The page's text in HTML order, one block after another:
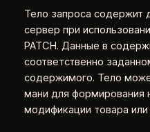
Тело запроса содержит
сервер при
PATCH. Данные в
соответственно
содержимого. Тело
мани для формирования
модификации товара или